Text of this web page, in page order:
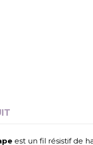
est un fil résistif de